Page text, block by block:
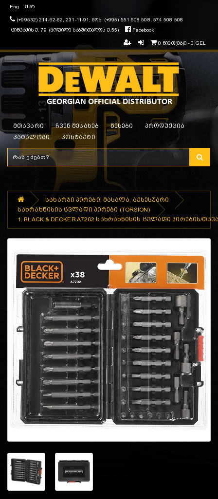
Eng ქარ
(+99532) 214-62-62, 231-11-91; მობ: (+995) 551 508 508, 574 508 508
ცინცაძის ქ. 79 (ყოფილი საბურთალოს ქ.55)
Facebook
0 ნივთ(ებ)ი - 0 GEL
მთავარი ჩვენ შესახებ წესები
პროდუქცია
კატალოგი
კონტაქტი
სახარჯი პირები, მასალა, აქსესუარი
სახრახნისის ცვლადი პირები (TORSION)
1. BLACK & DECKER A7202 სახრახნისის ცვლადი პირების/